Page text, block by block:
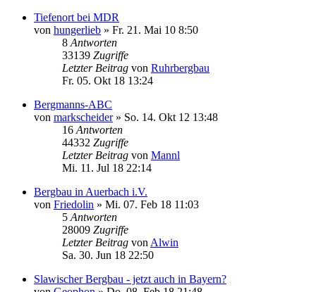
Tiefenort bei MDR
von hungerlieb » Fr. 21. Mai 10 8:50
8 Antworten
33139 Zugriffe
Letzter Beitrag von Ruhrbergbau
Fr. 05. Okt 18 13:24
Bergmanns-ABC
von markscheider» So. 14. Okt 12 13:48
16 Antworten
44332 Zugriffe
Letzter Beitrag von Mannl
Mi. 11. Jul 18 22:14
Bergbau in Auerbach i.V.
von Friedolin » Mi. 07. Feb 18 11:03
5 Antworten
28009 Zugriffe
Letzter Beitrag von Alwin
Sa. 30. Jun 18 22:50
Slawischer Bergbau - jetzt auch in Bayern?